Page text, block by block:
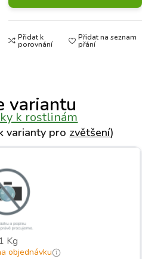
Přidat k
porovnání
Přidat na seznam
přání
variantu
k rostlinám
varianty pro zvětšení)
1 Kg
objednávku